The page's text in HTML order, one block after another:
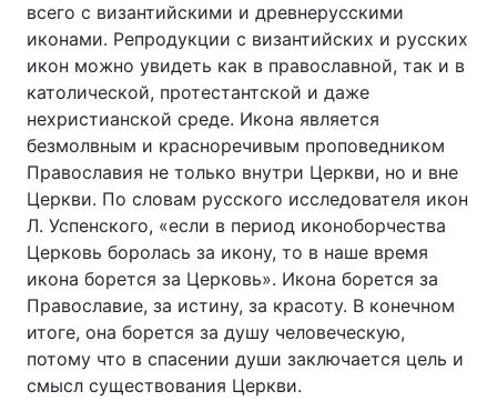
всего с византийскими и древнерусскими
иконами. Репродукции с византийских и русских
икон можно увидеть как в православной, так и в
католической, протестантской и даже
нехристианской среде. Икона является
безмолвным и красноречивым проповедником
Православия не только внутри Церкви, но и вне
Церкви. По словам русского исследователя икон
Л. Успенского, «если в период иконоборчества
Церковь боролась за икону, то в наше время
икона борется за Церковь». Икона борется за
Православие, за истину, за красоту. В конечном
итоге, она борется за душу человеческую,
потому что в спасении души заключается цель и
смысл существования Церкви.